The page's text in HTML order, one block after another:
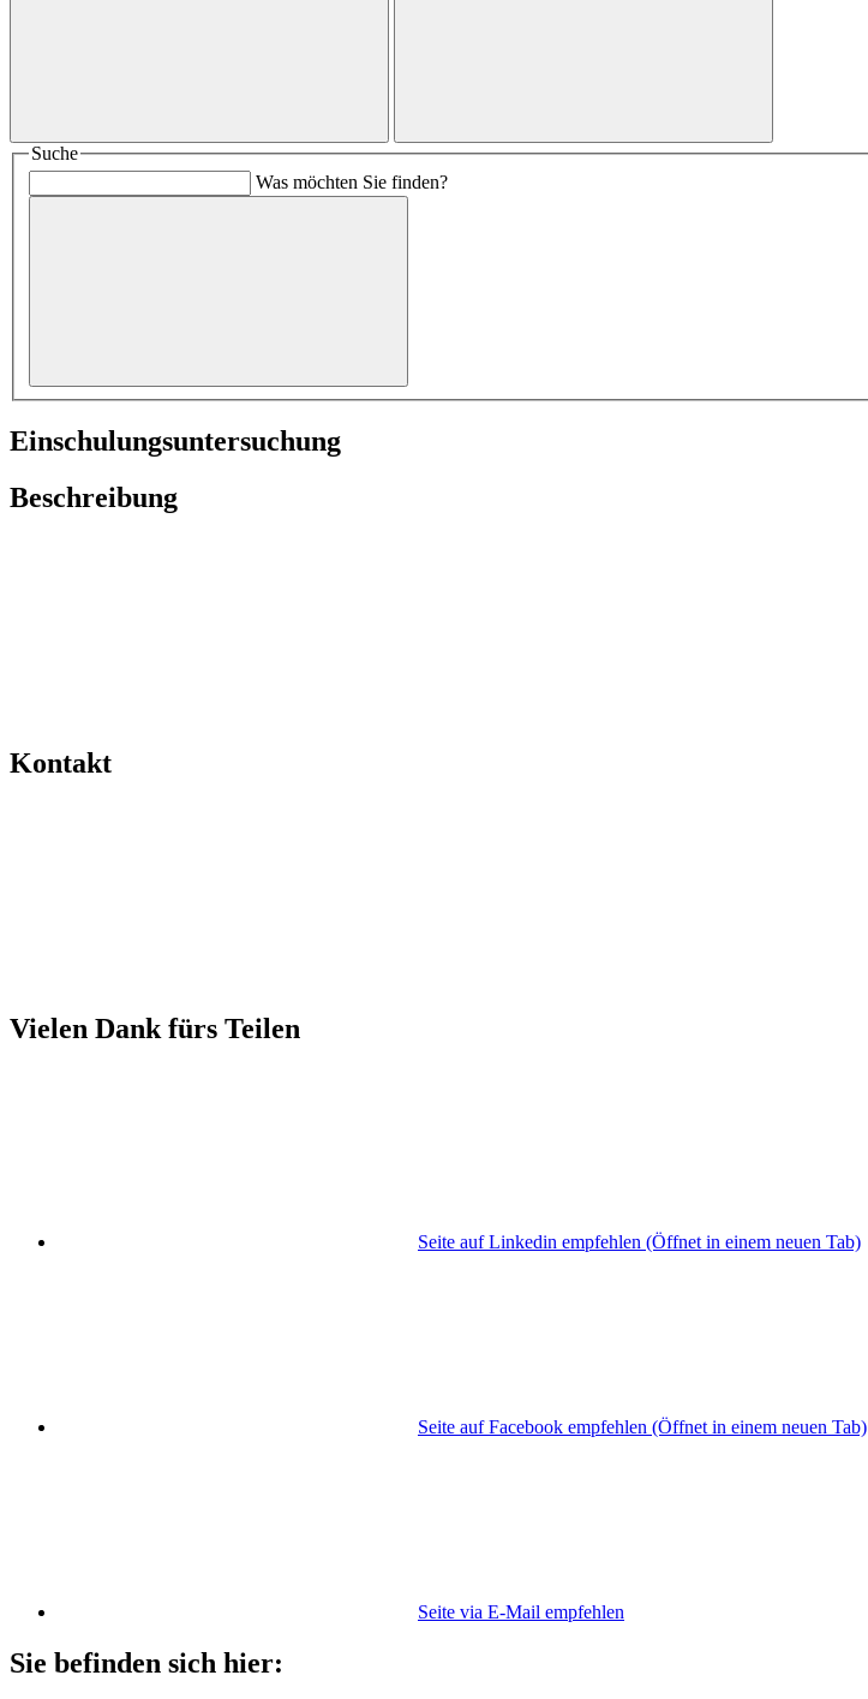
Suche
Was möchten Sie finden?
Einschulungsuntersuchung
Beschreibung
Kontakt
Vielen Dank fürs Teilen
Seite auf Linkedin empfehlen (Öffnet in einem neuen Tab)
Seite auf Facebook empfehlen (Öffnet in einem neuen Tab)
Seite via E-Mail empfehlen
Sie befinden sich hier: